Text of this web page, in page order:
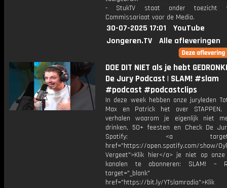
- StukTV staat onder toezicht
Commissariaat voor de Media.
30-07-2025 17:01
YouTube
Jongeren.TV
Alle afleveringen
DOE DIT NIET als je hebt
De Jury Podcast | SLAM! #slam
#podcast #podcastclips
In deze week hebben onze juryleden
Max en Patrick het over STAPPEN,
verhalen waarom je eigenlijk niet
drinken, 50+ feesten en Check De
Spotify: <a
href="https://open.spotify.com/show/
Vergeet">Klik hier</a> je niet op onze
kanalen te abonneren: SLAM! –
target="_blank"
href="https://bit.ly/